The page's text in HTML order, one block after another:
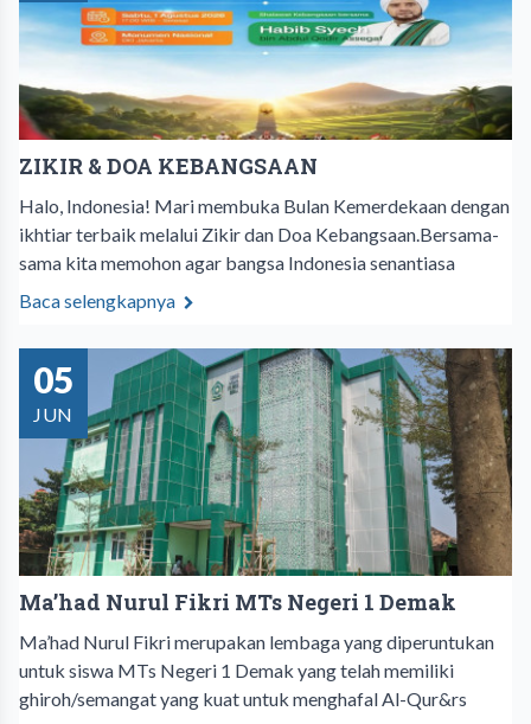
ZIKIR & DOA KEBANGSAAN
Halo, Indonesia! Mari membuka Bulan Kemerdekaan dengan
ikhtiar terbaik melalui Zikir dan Doa Kebangsaan.Bersama-
sama kita memohon agar bangsa Indonesia senantiasa
Baca selengkapnya
05
JUN
Ma’had Nurul Fikri MTs Negeri 1 Demak
Ma’had Nurul Fikri merupakan lembaga yang diperuntukan
untuk siswa MTs Negeri 1 Demak yang telah memiliki
ghiroh/semangat yang kuat untuk menghafal Al-Qur&rs